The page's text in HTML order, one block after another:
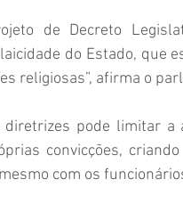
de Decreto
do Estado, que
religiosas”, afirma o
diretrizes pode limitar
convicções,
com os